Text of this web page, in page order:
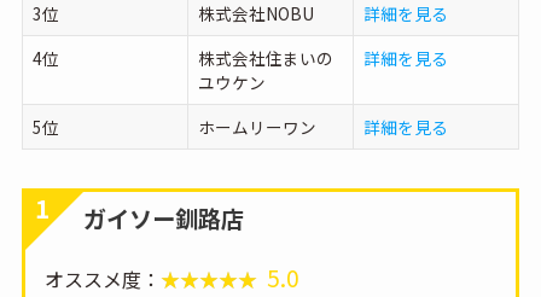
3位
株式会社NOBU
詳細を見る
4位
株式会社住まいの
ユウケン
詳細を見る
5位 ホームリーワン 詳細を見る
1 ガイソー釧路店
オススメ度： 5.0